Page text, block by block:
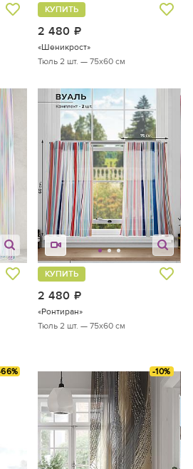
2 480
КУПИТЬ
«Шеникрост»
Тюль 2 шт. — 75х60 см
2 480
КУПИТЬ
«Ронтиран»
Тюль 2 шт. — 75х60 см
-10%